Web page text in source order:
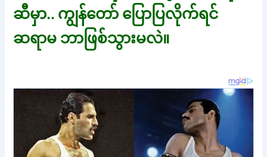
ဆီမှာ.. ကျွန်တော် ပြောပြလိုက်ရင်
ဆရာမ ဘာဖြစ်သွားမလဲ။